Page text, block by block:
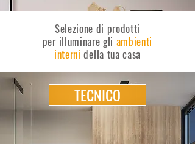
TECNICO
Selezione di prodotti
per illuminare gli ambienti
interni della tua casa